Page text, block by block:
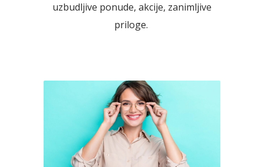
uzbudljive ponude, akcije, zanimljive
priloge.